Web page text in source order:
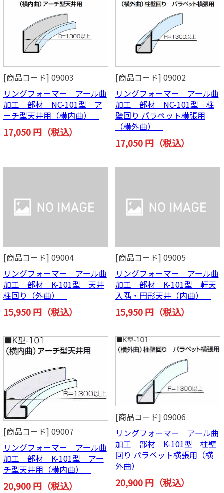
[商品コード] 09003
リングフォーマー アール曲
加工 部材 NC-101型 ア
ーチ型天井用（横内曲）
17,050 円（税込）
[商品コード] 09002
リングフォーマー アール曲
加工 部材 NC-101型 柱
壁回り パラペット横張用
（横外曲）
17,050 円（税込）
[商品コード] 09004
リングフォーマー アール曲
加工 部材 K-101型 天井
柱回り（外曲）
15,950 円（税込）
[商品コード] 09005
リングフォーマー アール曲
加工 部材 K-101型 軒天
入隅・円形天井（内曲）
15,950 円（税込）
[商品コード] 09007
リングフォーマー アール曲
加工 部材 K-101型 アー
チ型天井用（横内曲）
20,900 円（税込）
[商品コード] 09006
リングフォーマー アール曲
加工 部材 K-101型 柱壁
回り パラペット横張用（横
外曲）
20,900 円（税込）